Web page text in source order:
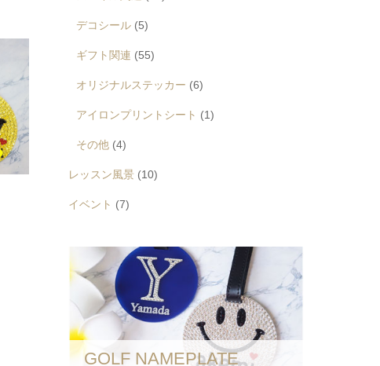
デコシール (5)
ギフト関連 (55)
オリジナルステッカー (6)
アイロンプリントシート (1)
その他 (4)
レッスン風景 (10)
イベント (7)
GOLF NAMEPLATE